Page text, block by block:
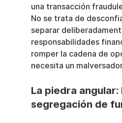
una transacción
No se trata de
separar
responsabilidades
romper la cadena de
necesita un
La piedra angular:
segregación de